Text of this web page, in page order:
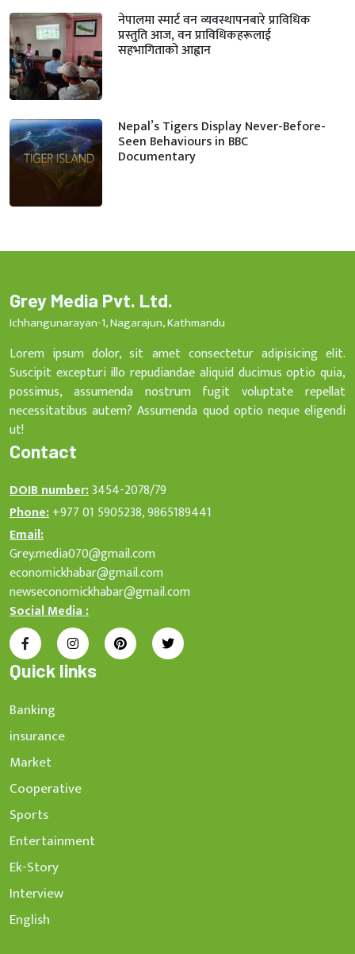
नेपालमा स्मार्ट वन व्यवस्थापनबारे प्राविधिक
प्रस्तुति आज, वन प्राविधिकहरूलाई
सहभागिताको आह्वान
Nepal’s Tigers Display Never-Before-
Seen Behaviours in BBC
Documentary
Grey Media Pvt. Ltd.
Ichhangunarayan-1, Nagarajun, Kathmandu
Lorem ipsum dolor, sit amet consectetur adipisicing elit.
Suscipit excepturi illo repudiandae aliquid ducimus optio quia,
possimus, assumenda nostrum fugit voluptate repellat
necessitatibus autem? Assumenda quod optio neque eligendi
ut!
Contact
DOIB number:3454-2078/79
Phone:+977 01 5905238, 9865189441
Email:
Grey.media070@gmail.com
economickhabar@gmail.com
newseconomickhabar@gmail.com
Social Media :
Quick links
Banking
insurance
Market
Cooperative
Sports
Entertainment
Ek-Story
Interview
English